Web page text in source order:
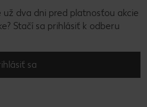
už dva dni pred platnosťou akcie
Stačí sa prihlásiť k odberu
sa